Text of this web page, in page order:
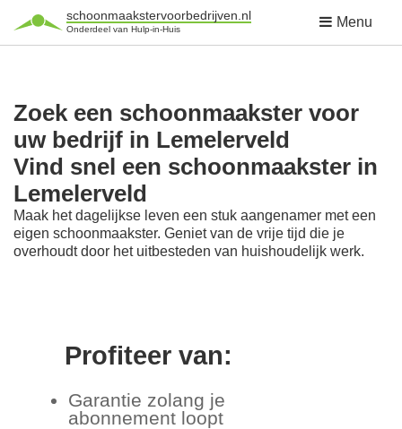
schoonmaakstervoorbedrijven.nl
Onderdeel van Hulp-in-Huis Menu
Zoek een schoonmaakster voor
uw bedrijf in Lemelerveld
Vind snel een schoonmaakster in
Lemelerveld
Maak het dagelijkse leven een stuk aangenamer met een
eigen schoonmaakster. Geniet van de vrije tijd die je
overhoudt door het uitbesteden van huishoudelijk werk.
Profiteer van:
Garantie zolang je
abonnement loopt